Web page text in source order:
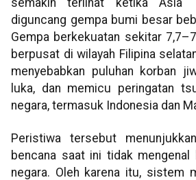
semakin terlihat ketika Asia
diguncang gempa bumi besar
Gempa berkekuatan sekitar
berpusat di wilayah Filipina
menyebabkan puluhan korban
luka, dan memicu peringatan
negara, termasuk Indonesia dan
Peristiwa tersebut
bencana saat ini tidak mengenal
negara. Oleh karena itu, sistem